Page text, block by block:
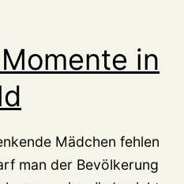
in
Mädchen fehlen
man der Bevölkerung